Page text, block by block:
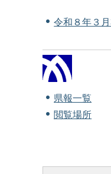
令和８年３
県報一覧
閲覧場所